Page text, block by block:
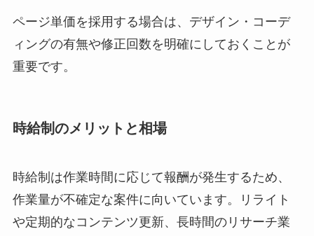
ページ単価を採用する場合は、デザイン・コーデ
ィングの有無や修正回数を明確にしておくことが
重要です。
時給制のメリットと相場
時給制は作業時間に応じて報酬が発生するため、
作業量が不確定な案件に向いています。リライト
や定期的なコンテンツ更新、長時間のリサーチ業